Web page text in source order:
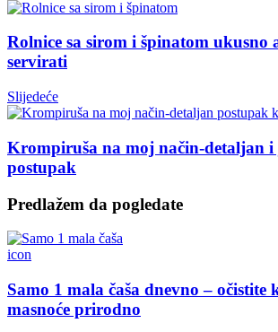
Rolnice sa sirom i špinatom ukusno
servirati
Slijedeće
Krompiruša na moj način-detaljan i
postupak
Predlažem da pogledate
icon
Samo 1 mala čaša dnevno – očistite
masnoće prirodno